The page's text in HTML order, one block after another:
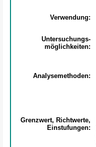
Verwendung:
Untersuchungs-
möglichkeiten:
Analysemethoden:
Grenzwert, Richtwerte,
Einstufungen: